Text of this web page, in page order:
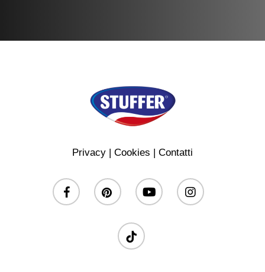
Privacy | Cookies | Contatti
facebook pinterest youtube instagram
tiktok